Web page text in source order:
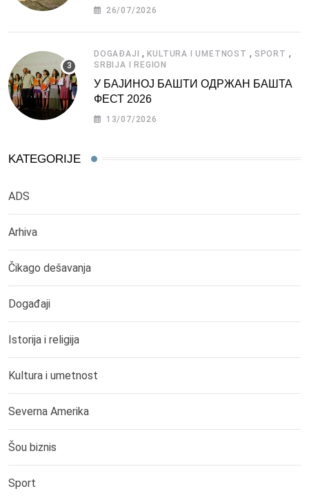
СРБИЈЕ
26/07/2026
DOGAĐAJI ,KULTURA I UMETNOST , SPORT ,
SRBIJA I REGION
У БАЈИНОЈ БАШТИ ОДРЖАН БАШТА
ФЕСТ 2026
13/07/2026
KATEGORIJE
ADS
Arhiva
Čikago dešavanja
Događaji
Istorija i religija
Kultura i umetnost
Severna Amerika
Šou biznis
Sport